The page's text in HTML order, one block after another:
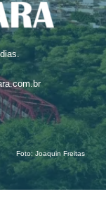
Foto: Joaquin Freitas